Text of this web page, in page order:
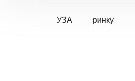
УЗА ринку